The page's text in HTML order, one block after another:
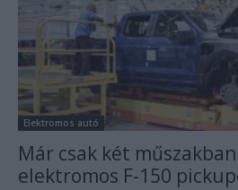
Elektromos autó
Már csak két
elektromos F-150